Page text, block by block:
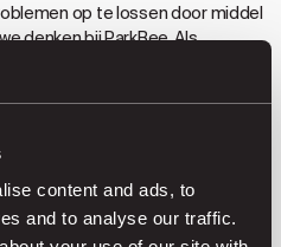
content and ads, to
and to analyse our traffic.
op te lossen door middel
denken bij ParkBee. Als
je nieuwe.
echte problemen
op Sportpark Goed
deelnemers aan de wedstrijd.
tijdens de
om te parkeren betekent